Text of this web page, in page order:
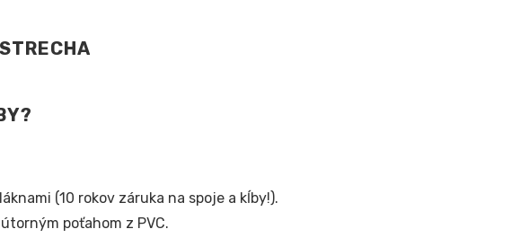
(10 rokov záruka na spoje a kĺby!).
poťahom z PVC.